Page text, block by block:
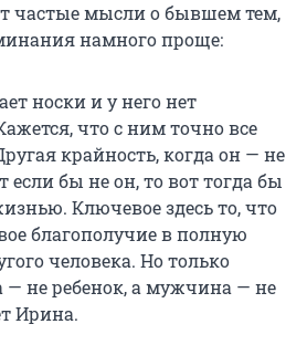
частые мысли о бывшем тем,
намного проще:
носки и у него нет
что с ним точно все
крайность, когда он — не
если бы не он, то вот тогда бы
Ключевое здесь то, что
благополучие в полную
человека. Но только
не ребенок, а мужчина — не
Ирина.